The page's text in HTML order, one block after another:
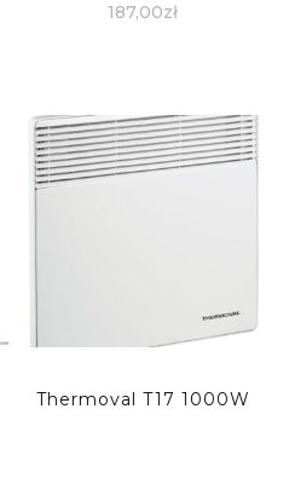
187,00zł
Thermoval T17 1000W